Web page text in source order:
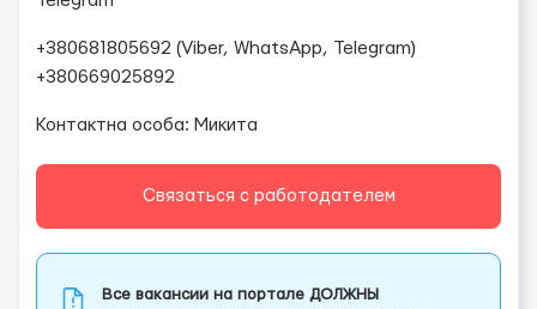
+380681805692 ( Viber, WhatsApp, Telegram)
+380669025892
Контактна особа: Микита
Связаться с работодателем
Все вакансии на портале ДОЛЖНЫ